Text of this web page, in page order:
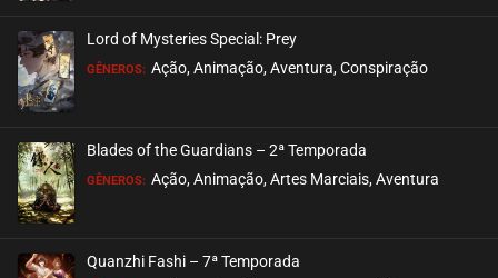
Lord of Mysteries Special: Prey
GÊNEROS: Ação, Animação, Aventura, Conspiração
Blades of the Guardians – 2ª Temporada
GÊNEROS: Ação, Animação, Artes Marciais, Aventura
Quanzhi Fashi – 7ª Temporada